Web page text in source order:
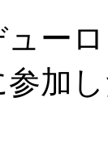
ー
加